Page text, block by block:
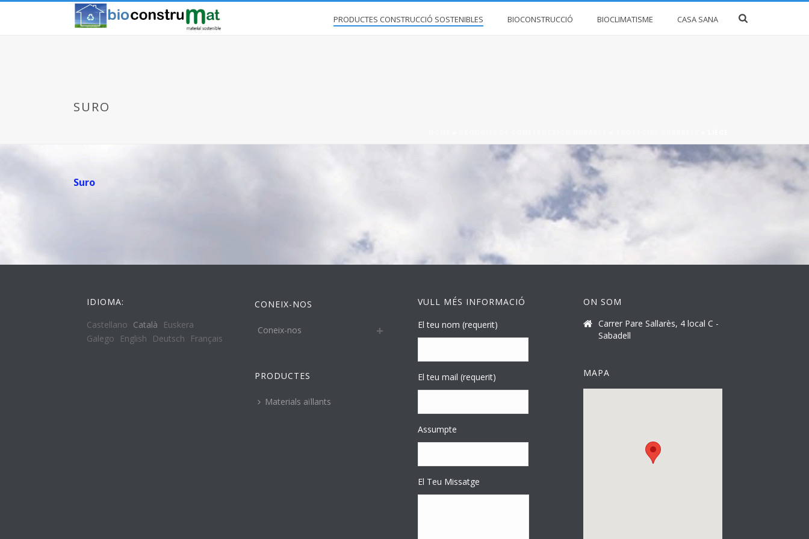
PRODUCTES CONSTRUCCIÓ SOSTENIBLES BIOCONSTRUCCIÓ BIOCLIMATISME CASA SANA
SURO
Suro
IDIOMA:
Castellano Català
Euskera
Galego
English Deutsch Français
CONEIX-NOS
Coneix-nos
PRODUCTES
Materials aïllants
VULL MÉS INFORMACIÓ
El teu nom (requerit)
El teu mail (requerit)
Assumpte
El Teu Missatge
ON SOM
Carrer Pare Sallarès, 4 local C -
Sabadell
MAPA